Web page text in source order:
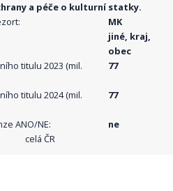
a péče o kulturní statky.
MK
jiné, kraj,
obec
titulu 2023 (mil.
77
titulu 2024 (mil.
77
ANO/NE:
ne
celá ČR